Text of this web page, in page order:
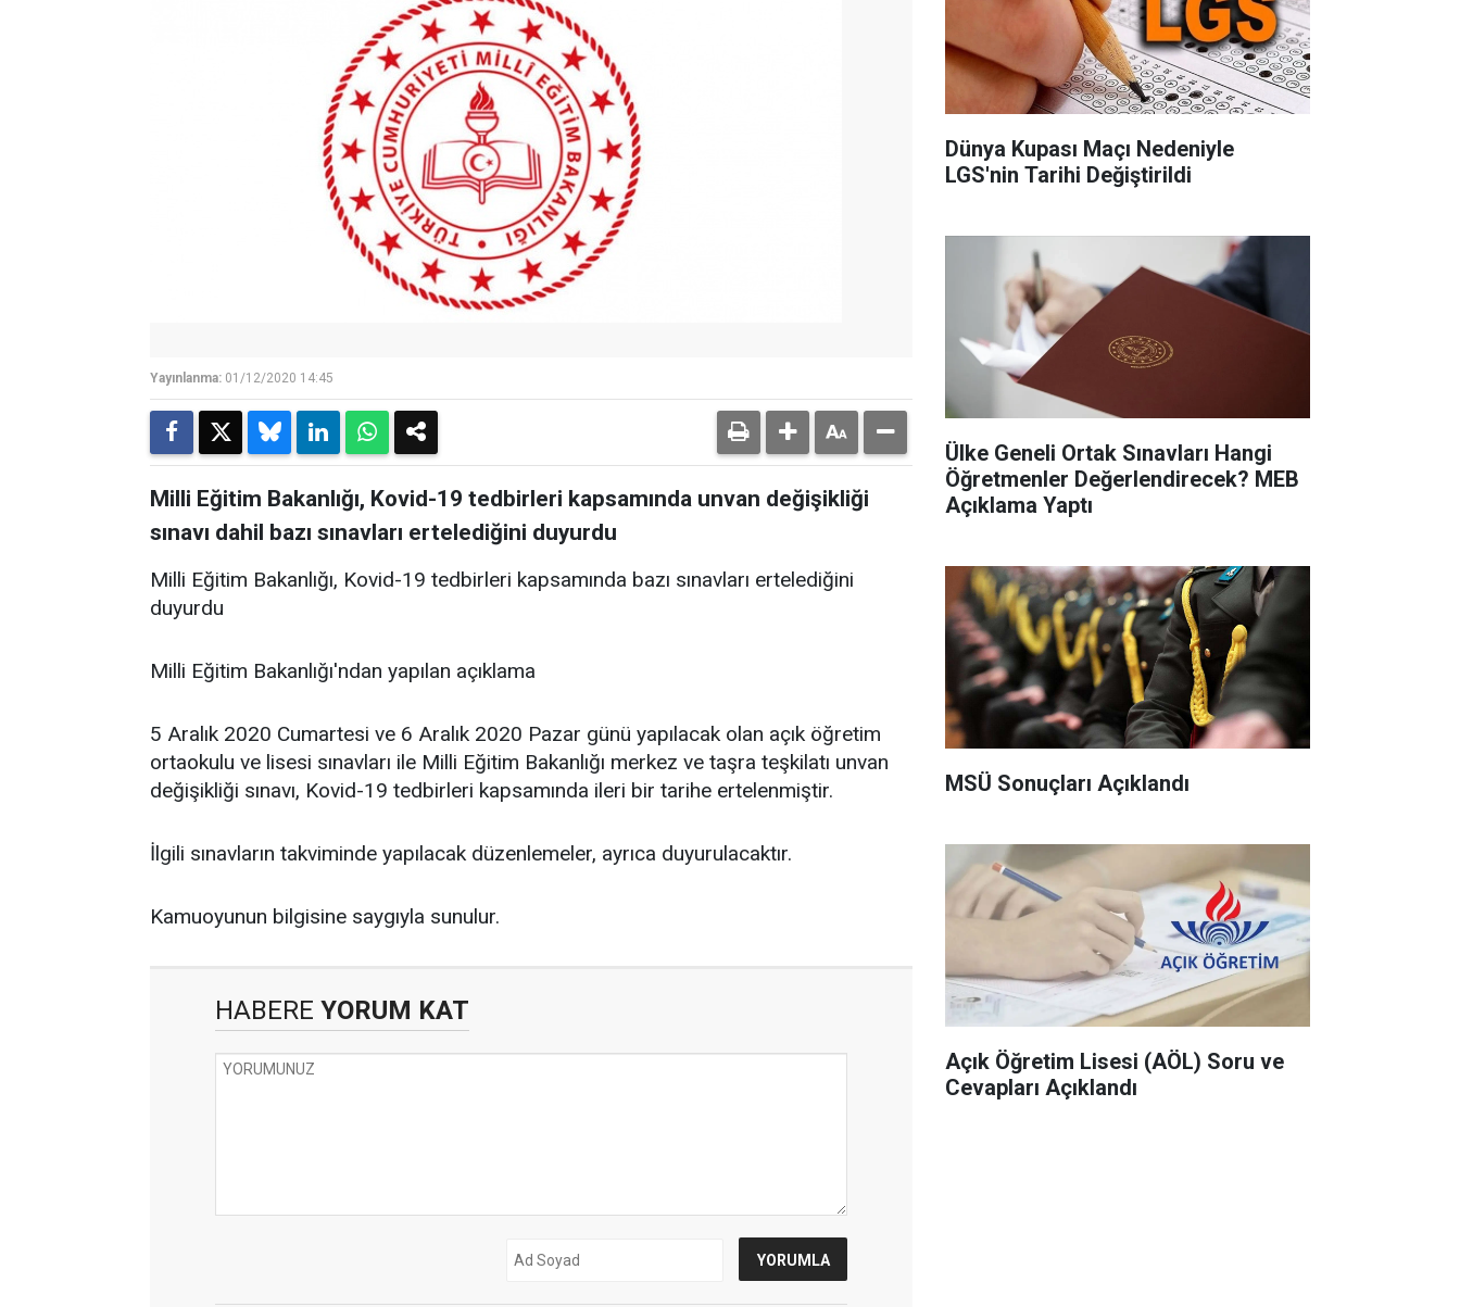
Yayınlanma: 01/12/2020 14:45
Milli Eğitim Bakanlığı, Kovid-19 tedbirleri kapsamında unvan değişikliği
sınavı dahil bazı sınavları ertelediğini duyurdu
Milli Eğitim Bakanlığı, Kovid-19 tedbirleri kapsamında bazı sınavları ertelediğini
duyurdu
Milli Eğitim Bakanlığı'ndan yapılan açıklama
5 Aralık 2020 Cumartesi ve 6 Aralık 2020 Pazar günü yapılacak olan açık öğretim
ortaokulu ve lisesi sınavları ile Milli Eğitim Bakanlığı merkez ve taşra teşkilatı unvan
değişikliği sınavı, Kovid-19 tedbirleri kapsamında ileri bir tarihe ertelenmiştir.
İlgili sınavların takviminde yapılacak düzenlemeler, ayrıca duyurulacaktır.
Kamuoyunun bilgisine saygıyla sunulur.
HABERE YORUM KAT
Dünya Kupası Maçı Nedeniyle
LGS'nin Tarihi Değiştirildi
Ülke Geneli Ortak Sınavları Hangi
Öğretmenler Değerlendirecek? MEB
Açıklama Yaptı
MSÜ Sonuçları Açıklandı
Açık Öğretim Lisesi (AÖL) Soru ve
Cevapları Açıklandı